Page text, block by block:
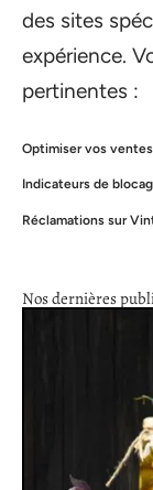
des sites
expérience.
pertinentes :
Optimiser vos
Indicateurs de
Réclamations sur
Nos dernières